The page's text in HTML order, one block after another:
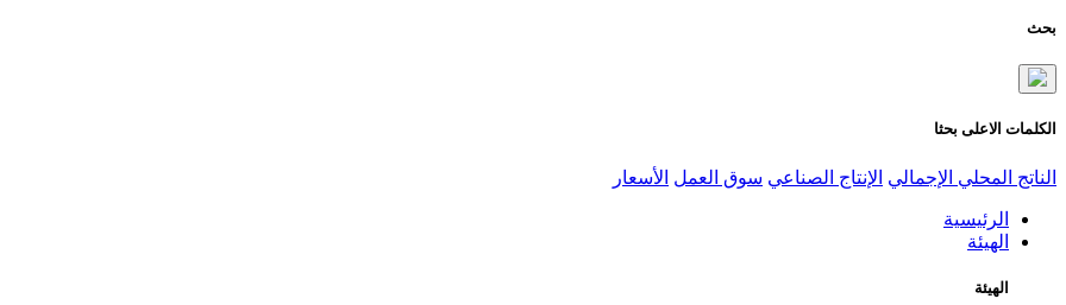
بحث
الكلمات الاعلى بحثا
الناتج المحلي الإجمالي الإنتاج الصناعي سوق العمل الأسعار
الرئيسية
الهيئة
الهيئة